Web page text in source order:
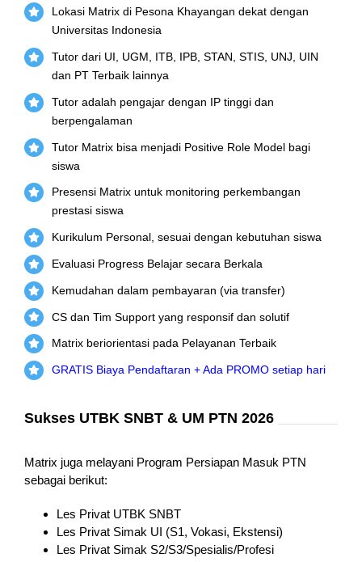
Lokasi Matrix di Pesona Khayangan dekat dengan
Universitas Indonesia
Tutor dari UI, UGM, ITB, IPB, STAN, STIS, UNJ, UIN
dan PT Terbaik lainnya
Tutor adalah pengajar dengan IP tinggi dan
berpengalaman
Tutor Matrix bisa menjadi Positive Role Model bagi
siswa
Presensi Matrix untuk monitoring perkembangan
prestasi siswa
Kurikulum Personal, sesuai dengan kebutuhan siswa
Evaluasi Progress Belajar secara Berkala
Kemudahan dalam pembayaran (via transfer)
CS dan Tim Support yang responsif dan solutif
Matrix beriorientasi pada Pelayanan Terbaik
GRATIS Biaya Pendaftaran + Ada PROMO setiap hari
Sukses UTBK SNBT & UM PTN 2026
Matrix juga melayani Program Persiapan Masuk PTN
sebagai berikut:
Les Privat UTBK SNBT
Les Privat Simak UI (S1, Vokasi, Ekstensi)
Les Privat Simak S2/S3/Spesialis/Profesi